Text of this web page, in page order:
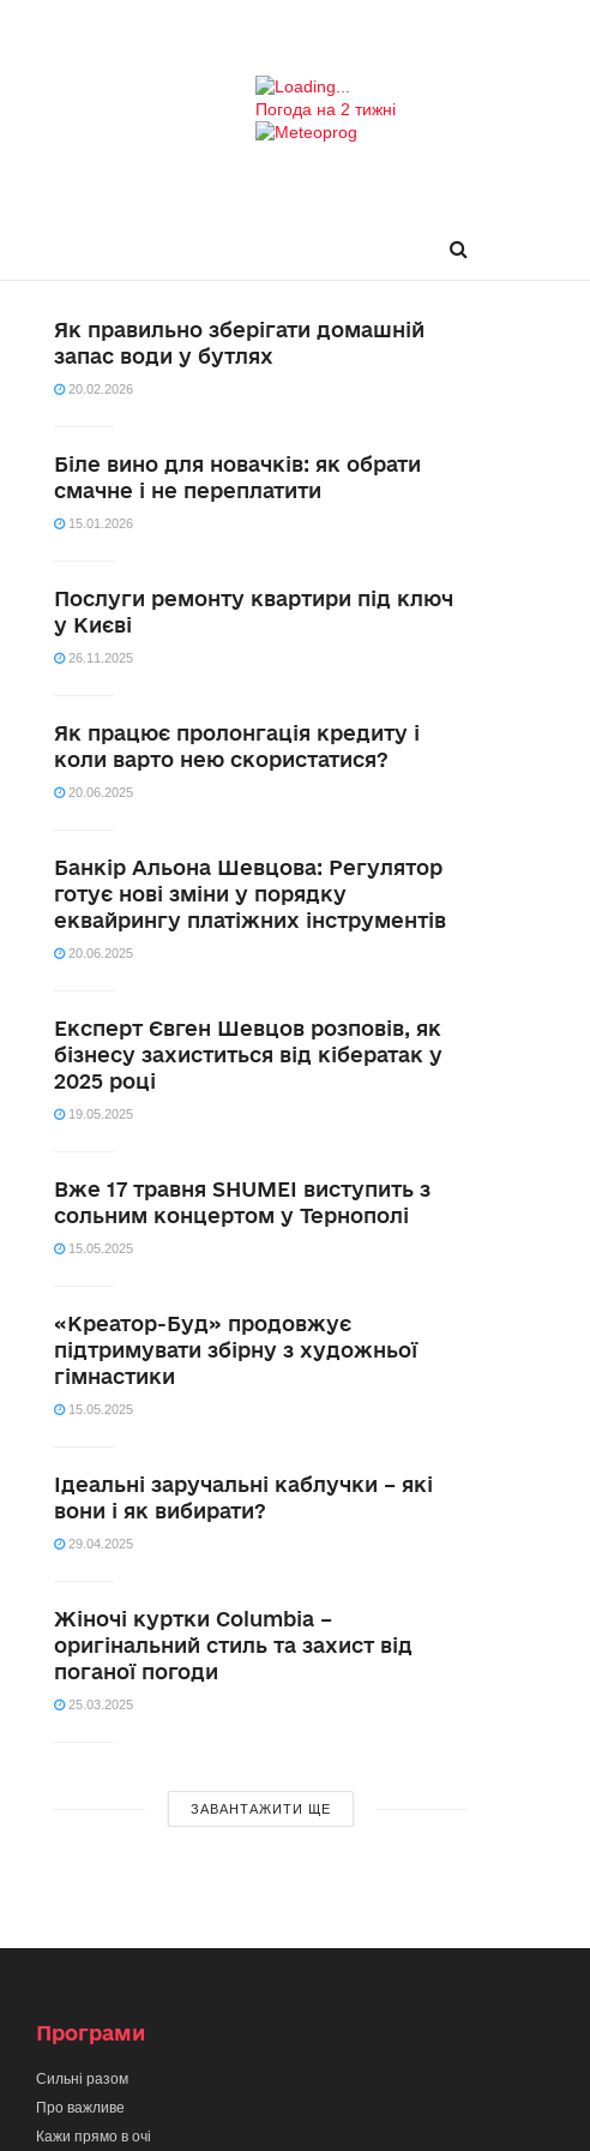
Погода на 2 тижні
Як правильно зберігати домашній
запас води у бутлях
20.02.2026
Біле вино для новачків: як обрати
смачне і не переплатити
15.01.2026
Послуги ремонту квартири під ключ
у Києві
26.11.2025
Як працює пролонгація кредиту і
коли варто нею скористатися?
20.06.2025
Банкір Альона Шевцова: Регулятор
готує нові зміни у порядку
еквайрингу платіжних інструментів
20.06.2025
Експерт Євген Шевцов розповів, як
бізнесу захиститься від кібератак у
2025 році
19.05.2025
Вже 17 травня SHUMEI виступить з
сольним концертом у Тернополі
15.05.2025
«Креатор-Буд» продовжує
підтримувати збірну з художньої
гімнастики
15.05.2025
Ідеальні заручальні каблучки – які
вони і як вибирати?
29.04.2025
Жіночі куртки Columbia –
оригінальний стиль та захист від
поганої погоди
25.03.2025
ЗАВАНТАЖИТИ ЩЕ
Програми
Сильні разом
Про важливе
Кажи прямо в очі